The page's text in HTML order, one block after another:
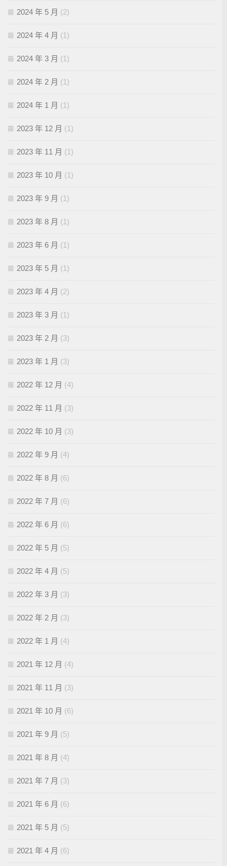
2024 年 5 月 (2)
2024 年 4 月 (1)
2024 年 3 月 (1)
2024 年 2 月 (1)
2024 年 1 月 (1)
2023 年 12 月 (1)
2023 年 11 月 (1)
2023 年 10 月 (1)
2023 年 9 月 (1)
2023 年 8 月 (1)
2023 年 6 月 (1)
2023 年 5 月 (1)
2023 年 4 月 (2)
2023 年 3 月 (1)
2023 年 2 月 (3)
2023 年 1 月 (3)
2022 年 12 月 (4)
2022 年 11 月 (3)
2022 年 10 月 (3)
2022 年 9 月 (4)
2022 年 8 月 (6)
2022 年 7 月 (6)
2022 年 6 月 (6)
2022 年 5 月 (5)
2022 年 4 月 (5)
2022 年 3 月 (3)
2022 年 2 月 (3)
2022 年 1 月 (4)
2021 年 12 月 (4)
2021 年 11 月 (3)
2021 年 10 月 (6)
2021 年 9 月 (5)
2021 年 8 月 (4)
2021 年 7 月 (3)
2021 年 6 月 (6)
2021 年 5 月 (5)
2021 年 4 月 (6)